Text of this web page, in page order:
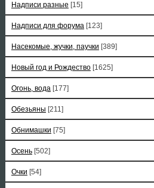
Надписи разные [15]
Надписи для форума [123]
Насекомые, жучки, паучки [389]
Новый год и Рождество [1625]
Огонь, вода [177]
Обезьяны [211]
Обнимашки [75]
Осень [502]
Очки [54]